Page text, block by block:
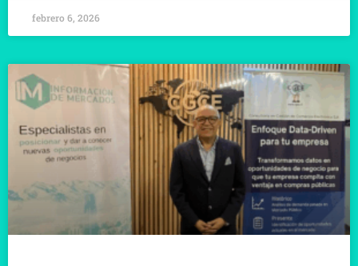
febrero 6, 2026